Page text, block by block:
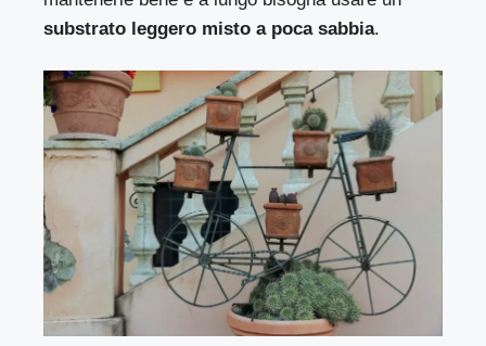
substrato leggero misto a poca sabbia.